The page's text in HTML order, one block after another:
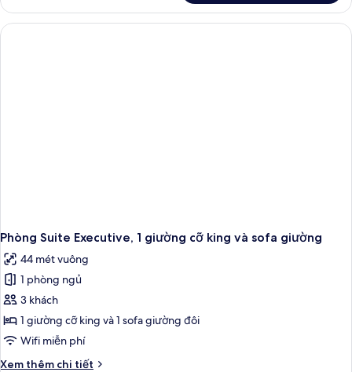
Room
(First
Class)
Phòng Suite Executive, 1 giường cỡ king và sofa giường
44 mét vuông
1 phòng ngủ
3 khách
1 giường cỡ king và 1 sofa giường đôi
Wifi miễn phí
Xem thêm chi tiết
Chi